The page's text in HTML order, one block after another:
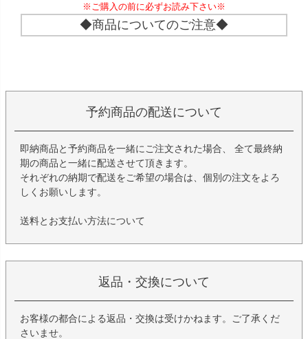
※ご購入の前に必ずお読み下さい※
◆商品についてのご注意◆
予約商品の配送について
即納商品と予約商品を一緒にご注文された場合、 全て最終納
期の商品と一緒に配送させて頂きます。
それぞれの納期で配送をご希望の場合は、個別の注文をよろ
しくお願いします。
送料とお支払い方法について
返品・交換について
お客様の都合による返品・交換は受けかねます。ご了承くだ
さいませ。